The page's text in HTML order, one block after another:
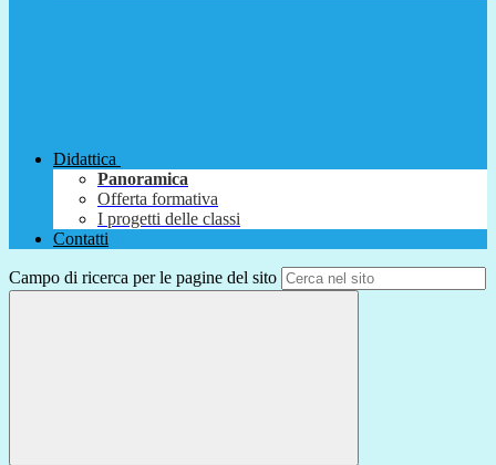
Didattica
Panoramica
Offerta formativa
I progetti delle classi
Contatti
Campo di ricerca per le pagine del sito